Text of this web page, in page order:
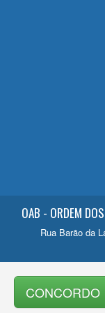
OAB - ORDEM
Rua Barão da
CONCORDO